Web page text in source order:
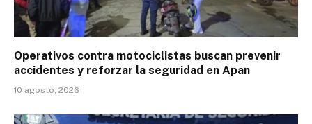
Operativos contra motociclistas buscan prevenir
accidentes y reforzar la seguridad en Apan
10 agosto, 2026